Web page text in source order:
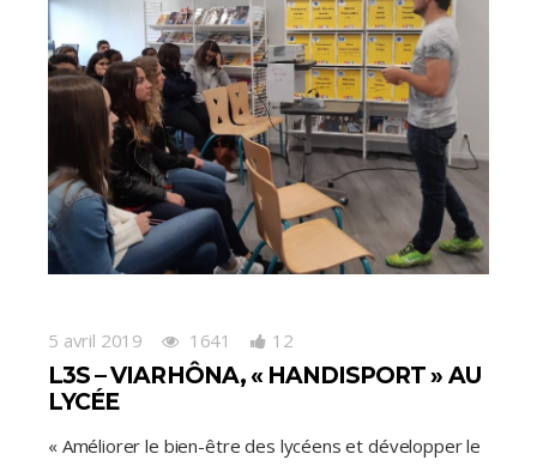
5 avril 2019 1641 12
L3S – VIARHÔNA, « HANDISPORT » AU
LYCÉE
« Améliorer le bien-être des lycéens et développer le